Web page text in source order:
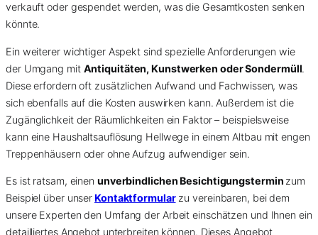
verkauft oder gespendet werden, was die Gesamtkosten senken
könnte.
Ein weiterer wichtiger Aspekt sind spezielle Anforderungen wie
der Umgang mit Antiquitäten, Kunstwerken oder Sondermüll.
Diese erfordern oft zusätzlichen Aufwand und Fachwissen, was
sich ebenfalls auf die Kosten auswirken kann. Außerdem ist die
Zugänglichkeit der Räumlichkeiten ein Faktor – beispielsweise
kann eine Haushaltsauflösung Hellwege in einem Altbau mit engen
Treppenhäusern oder ohne Aufzug aufwendiger sein.
Es ist ratsam, einen unverbindlichen Besichtigungstermin zum
Beispiel über unserKontaktformularzu vereinbaren, bei dem
unsere Experten den Umfang der Arbeit einschätzen und Ihnen ein
detailliertes Angebot unterbreiten können. Dieses Angebot